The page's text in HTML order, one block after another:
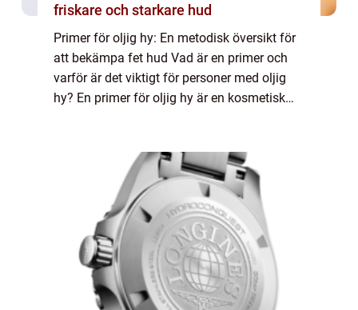
friskare och starkare hud
Primer för oljig hy: En metodisk översikt för
att bekämpa fet hud Vad är en primer och
varför är det viktigt för personer med oljig
hy? En primer för oljig hy är en kosmetisk